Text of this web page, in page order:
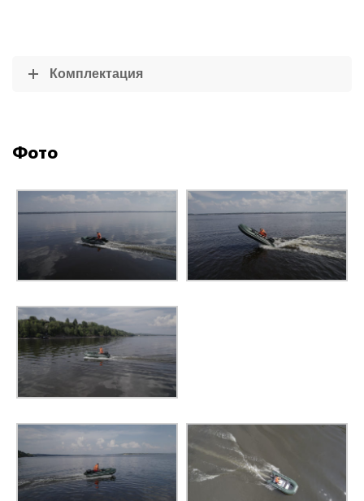
Комплектация
Фото